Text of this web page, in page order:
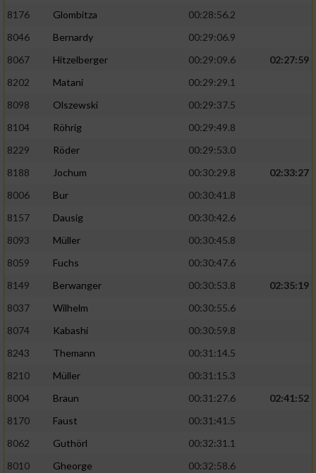
8176 Glombitza
00:28:56.2
8046
Bernardy
00:29:06.9
8067
Hitzelberger 00:29:09.6
02:27:59
8202
Matani
00:29:29.1
8098
Olszewski
00:29:37.5
8104
Röhrig
00:29:49.8
8229
Röder
00:29:53.0
8188
Jochum 00:30:29.8
02:33:27
8006
Bur
00:30:41.8
8157
Dausig
00:30:42.6
8093
Müller
00:30:45.8
8059
Fuchs
00:30:47.6
8149
Berwanger 00:30:53.8
02:35:19
8037
Wilhelm
00:30:55.6
8074
Kabashi
00:30:59.8
8243
Themann
00:31:14.5
8210
Müller
00:31:15.3
8004
Braun 00:31:27.6
02:41:52
8170
Faust
00:31:41.5
8062
Guthörl
00:32:31.1
8010
Gheorge
00:32:58.6